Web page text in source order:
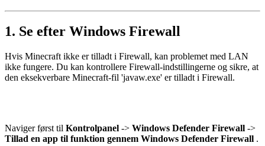
1. Se efter Windows Firewall
Hvis Minecraft ikke er tilladt i Firewall, kan problemet med LAN
ikke fungere. Du kan kontrollere Firewall-indstillingerne og sikre, at
den eksekverbare Minecraft-fil 'javaw.exe' er tilladt i Firewall.
Naviger først til Kontrolpanel -> Windows Defender Firewall ->
Tillad en app til funktion gennem Windows Defender Firewall .